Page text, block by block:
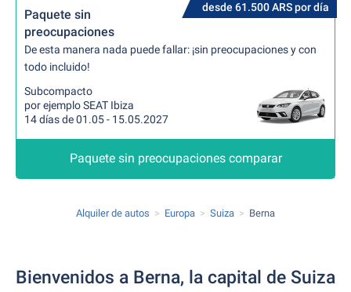
desde 61.500 ARS por día
Paquete sin
preocupaciones
De esta manera nada puede fallar: ¡sin preocupaciones y con
todo incluido!
Subcompacto
por ejemplo SEAT Ibiza
14 días de 01.05 - 15.05.2027
Paquete sin preocupaciones comparar
Alquiler de autos Europa Suiza Berna
Bienvenidos a Berna, la capital de Suiza